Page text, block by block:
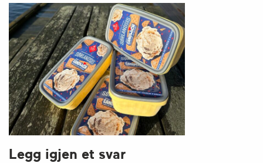
Legg igjen et svar